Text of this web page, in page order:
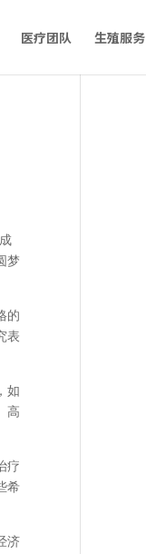
医疗团队 生殖服务
梦
的
表
如
高
疗
希
济